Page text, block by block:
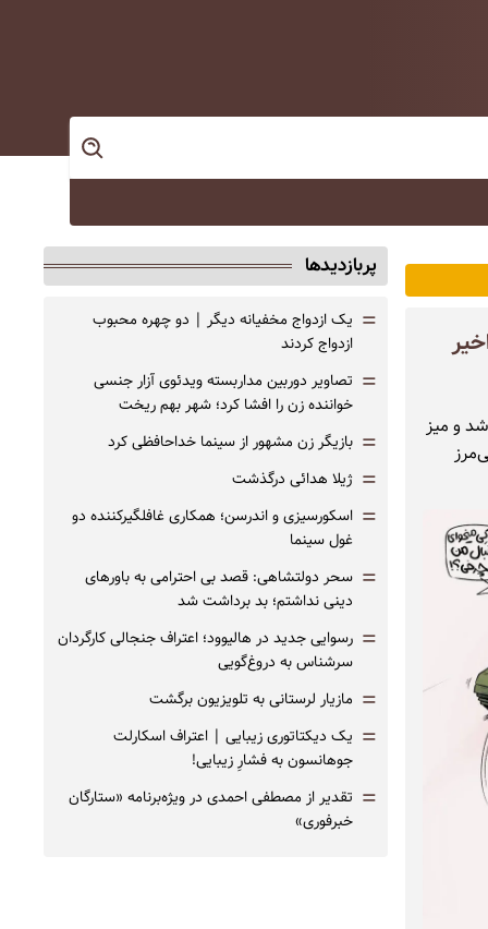
۲هفته‌ای داده باشد و میز
پربازدیدها
= یک ازدواج مخفیانه دیگر | دو چهره محبوب
ازدواج کردند
= تصاویر دوربین مداربسته ویدئوی آزار جنسی
خواننده زن را افشا کرد؛ شهر بهم ریخت
= بازیگر زن مشهور از سینما خداحافظی کرد
= ژیلا هدائی درگذشت
= اسکورسیزی و اندرسن؛ همکاری غافلگیرکننده دو
غول سینما
= سحر دولتشاهی: قصد بی احترامی به باورهای
دینی نداشتم؛ بد برداشت شد
= رسوایی جدید در هالیوود؛ اعتراف جنجالی کارگردان
سرشناس به دروغ‌گویی
= مازیار لرستانی به تلویزیون برگشت
= یک دیکتاتوری زیبایی | اعتراف اسکارلت
جوهانسون به فشارِ زیبایی!
= تقدیر از مصطفی احمدی در ویژه‌برنامه «ستارگان
خبرفوری»